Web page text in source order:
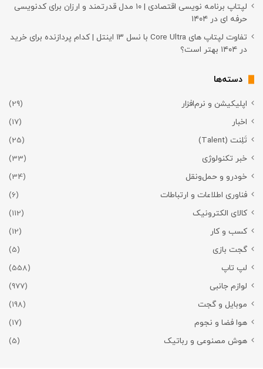
لپتاپ برنامه نویسی اقتصادی | ۱۰ مدل قدرتمند و ارزان برای کدنویسی
حرفه ای در ۱۴۰۴
تفاوت لپتاپ های Core Ultra با نسل ۱۳ اینتل | کدام پردازنده برای خرید
در ۱۴۰۴ بهتر است؟
دسته‌ها
اپلیکیشن و نرم‌افزار
(29)
اخبار
(17)
تَلِنت (Talent)
(25)
خبر تکنولوژی
(33)
خودرو و حمل‌و‌نقل
(34)
فناوری اطلاعات و ارتباطات
(6)
کالای الکترونیک
(112)
کسب و کار
(12)
گجت بازی
(5)
لپ تاپ
(558)
لوازم جانبی
(977)
موبایل و گجت
(198)
هوا فضا و نجوم
(17)
هوش مصنوعی و رباتیک
(5)